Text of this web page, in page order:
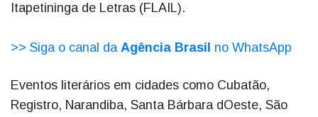
Itapetininga de Letras (FLAIL).
>> Siga o canal da Agência Brasil no WhatsApp
Eventos literários em cidades como Cubatão,
Registro, Narandiba, Santa Bárbara dOeste, São